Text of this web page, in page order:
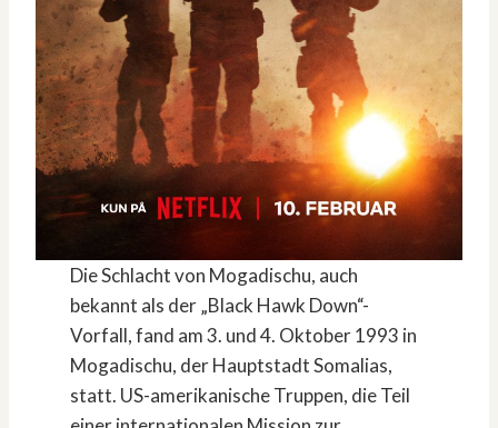
Die Schlacht von Mogadischu, auch
bekannt als der „Black Hawk Down“-
Vorfall, fand am 3. und 4. Oktober 1993 in
Mogadischu, der Hauptstadt Somalias,
statt. US-amerikanische Truppen, die Teil